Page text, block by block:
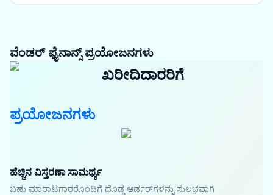
ವೆಂಡರ್ ಫೈನಾನ್ಸ್ ಪ್ರಯೋಜನಗಳು
ಖರೀದಿದಾರರಿಗೆ
ಪ್ರಯೋಜನಗಳು
ಹೆಚ್ಚಿನ ವಿಸ್ತರಣಾ ಸಾಮರ್ಥ್ಯ
ಬಹು ಮಾರಾಟಗಾರರೊಂದಿಗೆ ದೊಡ್ಡ ಆರ್ಡರ್‌ಗಳನ್ನು ಸುಲಭವಾಗಿ